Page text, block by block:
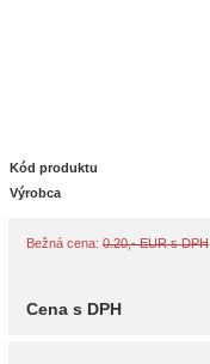
Kód produktu
Výrobca
Bežná cena: 0.20,- EUR s DPH
Cena s DPH